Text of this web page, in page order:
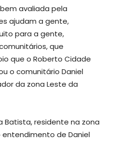
avaliada pela
ajudam a gente,
para a gente,
que
que o Roberto Cidade
o comunitário Daniel
da zona Leste da
Batista, residente na zona
de Daniel